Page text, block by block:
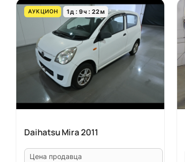
АУКЦИОН 1д 9ч 22м
Daihatsu Mira 2011
Цена продавца